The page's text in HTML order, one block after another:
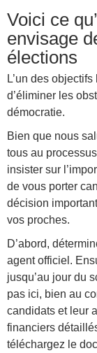
ê
t
e
s
i
c
i
Voici ce
envisage
élections
L’un des
d’éliminer les
démocratie.
Bien que nous
tous au
insister sur
de vous porter
décision
vos proches.
D’abord,
agent officiel.
jusqu’au jour du
pas ici, bien au
candidats et leur
financiers
téléchargez le